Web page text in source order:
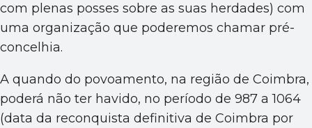
com plenas posses sobre as suas herdades) com
uma organização que poderemos chamar pré-
concelhia.
A quando do povoamento, na região de Coimbra,
poderá não ter havido, no período de 987 a 1064
(data da reconquista definitiva de Coimbra por